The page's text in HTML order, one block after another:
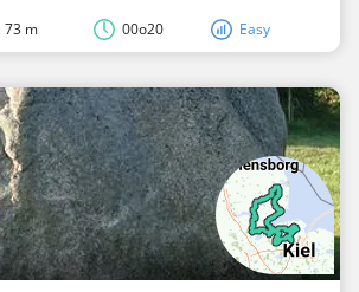
73 m 00o20 Easy